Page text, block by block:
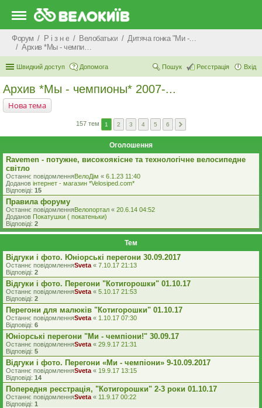
Форум Р i з н е Велобатьки
Дитяча гонка "Ми - чемпіони"
Архив *Мы - чемпионы* 2007-...
Швидкий доступ Допомога Вхід
Реєстрація
Пошук
Архив *Мы - чемпионы* 2007-...
Нова тема
157 тем 1 2 3 4 5 6
Оголошення
Ravemen - потужне, високоякісне та технологічне велосипедне
світло
Останнє повідомленняВелоДім « 6.1.23 11:40
Доданов iнтернет - магазин *Velosiped.com*
Відповіді: 15
Правила форуму
Останнє повідомленняВелопортал « 20.6.14 04:52
Доданов Покатушки ( покатеньки)
Відповіді: 2
Тем
Відгуки і фото. Юніорські перегони 30.09.2017
Останнє повідомленняSveta « 7.10.17 21:13
Відповіді: 2
Відгуки і фото. Перегони "Котигорошки" 01.10.17
Останнє повідомленняSveta « 5.10.17 21:53
Відповіді: 2
Перегони для малюків "Котигорошки" 01.10.17
Останнє повідомленняSveta « 1.10.17 07:30
Відповіді: 6
Юніорські перегони "Ми - чемпіони!" 30.09.17
Останнє повідомленняSveta « 29.9.17 21:31
Відповіді: 5
Відгуки і фото. Перегони «Ми - чемпіони» 9-10.09.2017
Останнє повідомленняSveta « 19.9.17 13:15
Відповіді: 14
Попередня реєстрація, "Котигорошки" 2-3 роки 01.10.17
Останнє повідомленняSveta « 11.9.17 00:22
Відповіді: 1